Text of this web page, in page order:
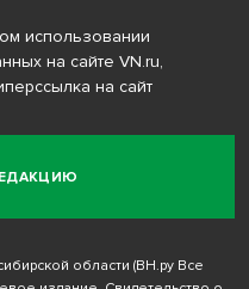
использовании
на сайте VN.ru,
на сайт
области (ВН.ру Все